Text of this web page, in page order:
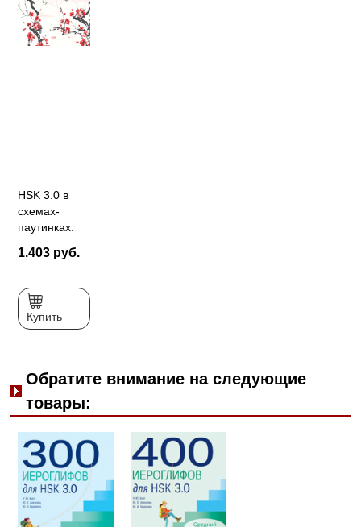
HSK 3.0 в
схемах-
паутинках:
переход с
образца.
Уровень 1:
учебное
1.403 руб.
Купить
Обратите внимание на следующие
товары: